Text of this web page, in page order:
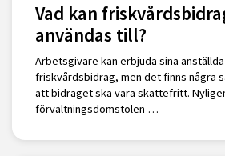
Vad kan
användas till?
Arbetsgivare kan erbjuda sina
friskvårdsbidrag, men det finns några
att bidraget ska vara skattefritt.
förvaltningsdomstolen …